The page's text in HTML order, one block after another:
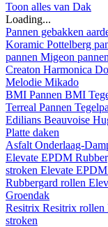
Toon alles van Dak
Loading...
Pannen gebakken
Koramic Pottelberg
pannen Migeon pannen
Creaton Harmonica
Melodie Mikado
BMI Pannen BMI
Terreal Pannen
Edilians Beauvoise
Platte daken
Asfalt Onderlaag-
Elevate EPDM
stroken Elevate
Rubbergard rollen
Groendak
Resitrix Resitrix rollen
stroken